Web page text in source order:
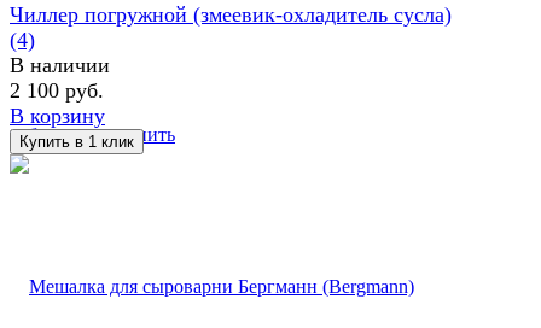
избранное сравнить
Чиллер погружной (змеевик-охладитель сусла)
(4)
В наличии
2 100 руб.
В корзину